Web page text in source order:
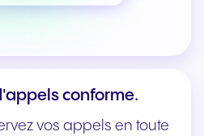
conforme.
vos appels en toute